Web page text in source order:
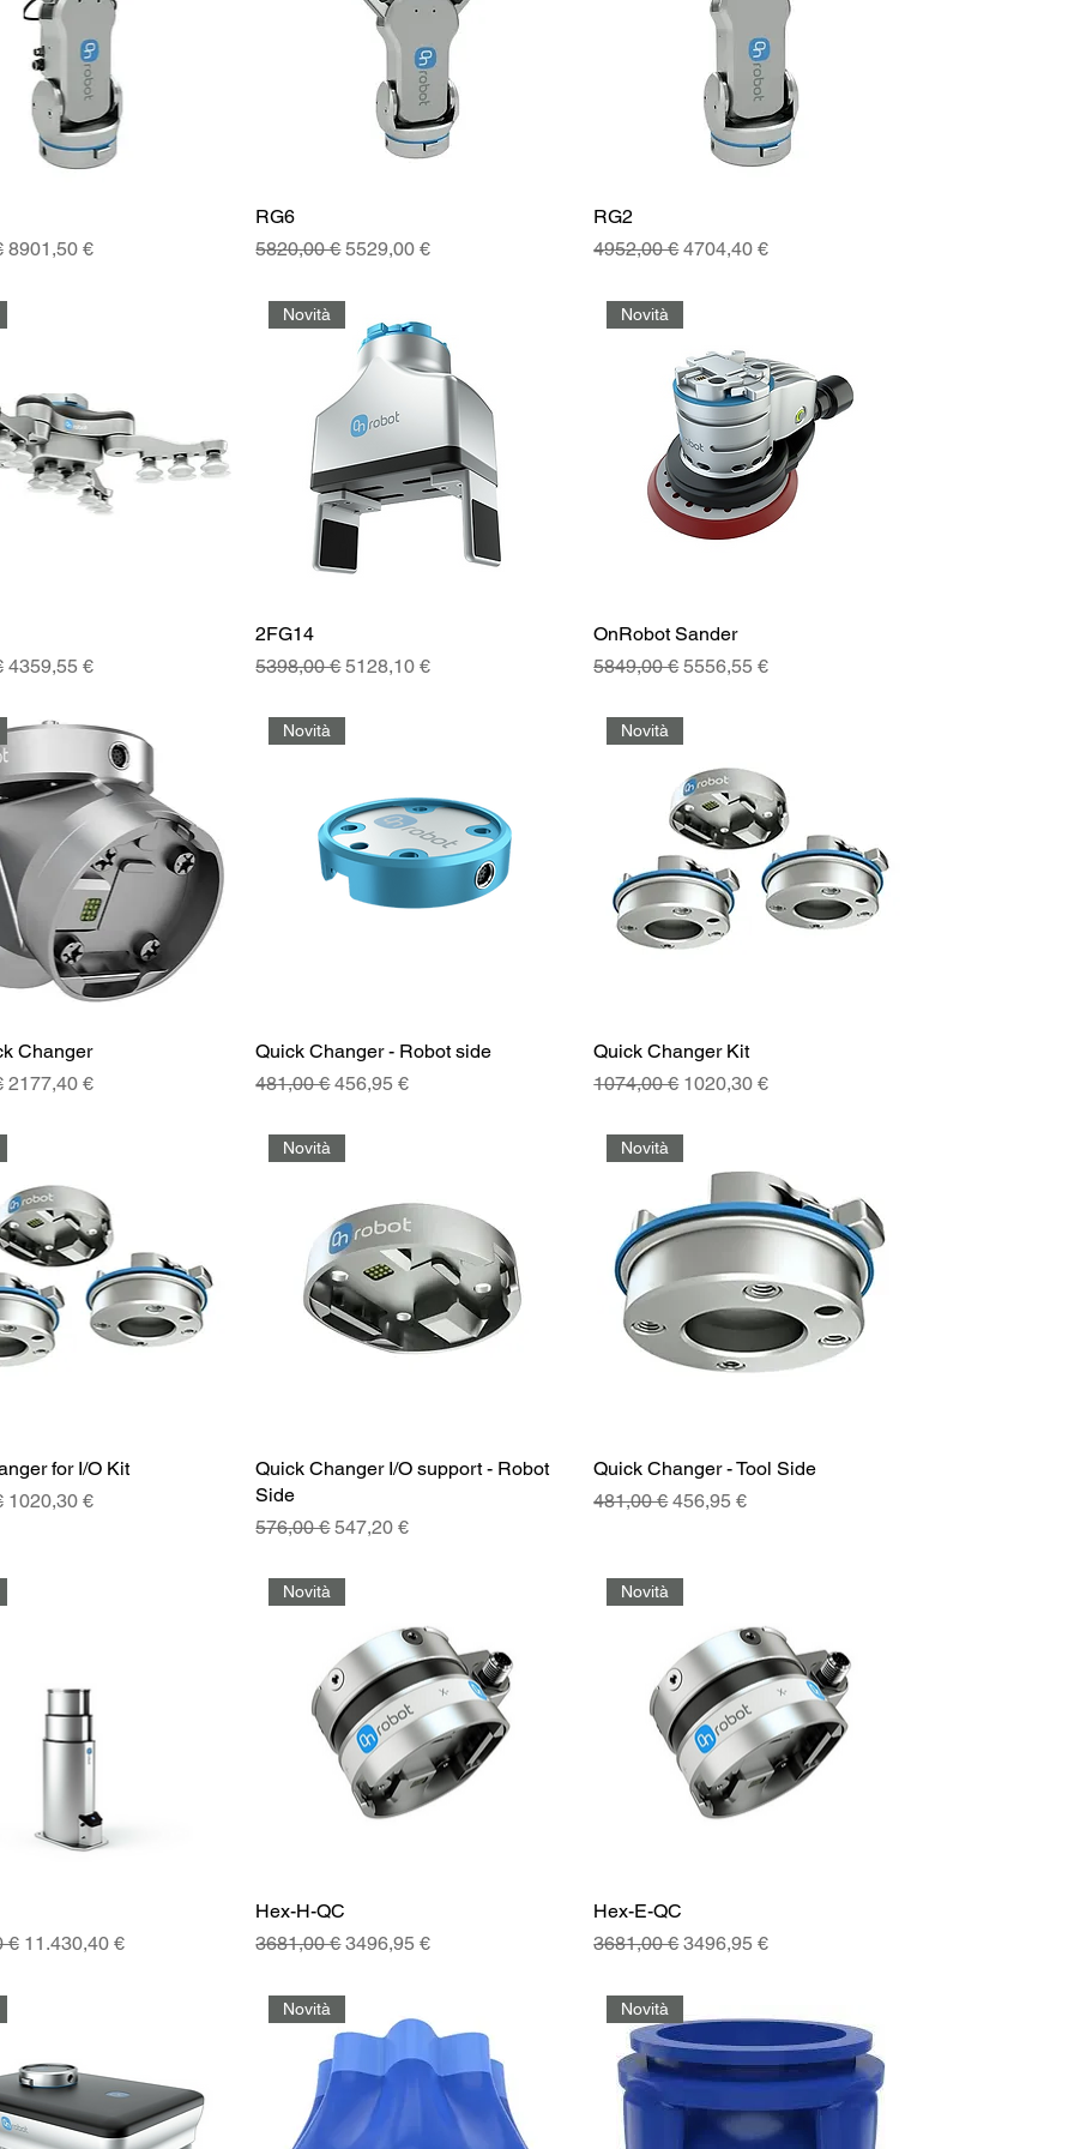
Prezzo scontato
8901,50 €
RG6
Prezzo regolare
5820,00 €Prezzo scontato
5529,00 €
RG2
Prezzo regolare
4952,00 €Prezzo scontato
4704,40 €
Prezzo scontato
4359,55 €
Novità
2FG14
Prezzo regolare
5398,00 €Prezzo scontato
5128,10 €
Novità
OnRobot Sander
Prezzo regolare
5849,00 €Prezzo scontato
5556,55 €
Changer
Prezzo scontato
2177,40 €
Novità
Quick Changer - Robot side
Prezzo regolare
481,00 €Prezzo scontato
456,95 €
Novità
Quick Changer Kit
Prezzo regolare
1074,00 € Prezzo scontato
1020,30 €
for I/O Kit
Prezzo scontato
1020,30 €
Novità
Quick Changer I/O support - Robot
Side
Prezzo regolare
576,00 €Prezzo scontato
547,20 €
Novità
Quick Changer - Tool Side
Prezzo regolare
481,00 €Prezzo scontato
456,95 €
€ Prezzo scontato
11.430,40 €
Novità
Hex-H-QC
Prezzo regolare
3681,00 €Prezzo scontato
3496,95 €
Novità
Hex-E-QC
Prezzo regolare
3681,00 €Prezzo scontato
3496,95 €
Novità Novità